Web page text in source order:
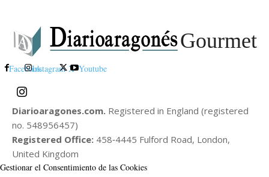
Gourmet
FacebookInstagram X Youtube
Diarioaragones.com. Registered in England (registered
no. 548956457)
Registered Office: 458‑4445 Fulford Road, London,
United Kingdom
Gestionar el Consentimiento de las Cookies